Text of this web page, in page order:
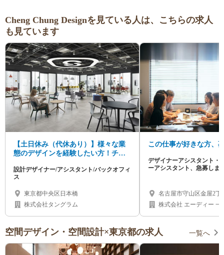
Cheng Chung Designを見ている人は、こちらの求人
も見ています
【土日休み（代休あり）】様々な業
態のデザインを経験したい方！チー
方！
設計デザイナー/アシスタント/バックオフィ
ス
東京都中央区日本橋
株式会社タングラム
この仕事が好きな方、
デザイナーアシスタント・
ーアシスタント、急募し
名古屋市守山区金屋2丁
株式
空間デザイン・空間設計×東京都の求人 一覧へ